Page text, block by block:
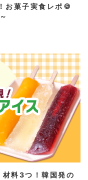
お菓子実食レポ🍪
材料3つ！韓国発の